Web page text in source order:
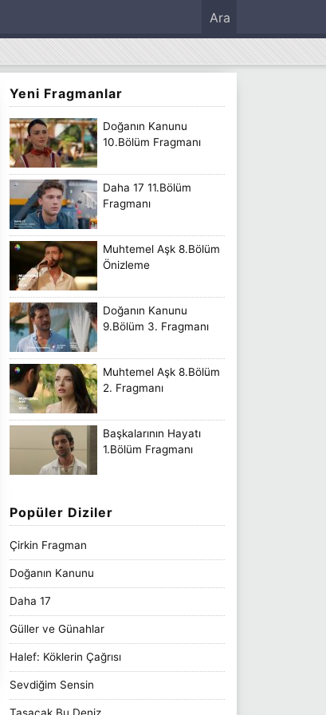
Ara
Yeni Fragmanlar
Doğanın Kanunu
10.Bölüm Fragmanı
Daha 17 11.Bölüm
Fragmanı
Muhtemel Aşk 8.Bölüm
Önizleme
Doğanın Kanunu
9.Bölüm 3. Fragmanı
Muhtemel Aşk 8.Bölüm
2. Fragmanı
Başkalarının Hayatı
1.Bölüm Fragmanı
Popüler Diziler
Çirkin Fragman
Doğanın Kanunu
Daha 17
Güller ve Günahlar
Halef: Köklerin Çağrısı
Sevdiğim Sensin
Taşacak Bu Deniz